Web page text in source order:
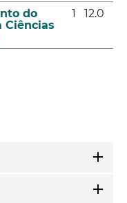
do
Ciências
1 12.0
add
add